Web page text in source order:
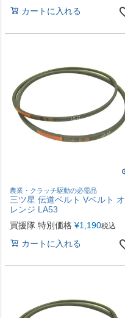
カートに入れる
農業・クラッチ駆動の必需品
三ツ星 伝道ベルト Vベルト オ
レンジ LA53
買援隊 特別価格 ¥1,190税込
カートに入れる